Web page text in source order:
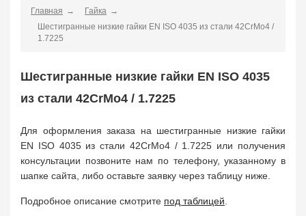
Пробка, вставка
U-болт (хомут)
Главная
Гайка
Шестигранные низкие гайки EN ISO 4035 из стали 42CrMo4 /
1.7225
Шестигранные низкие гайки EN ISO 4035
из стали 42CrMo4 / 1.7225
Для оформления заказа на шестигранные низкие гайки
EN ISO 4035 из стали 42CrMo4 / 1.7225 или получения
консультации позвоните нам по телефону, указанному в
шапке сайта, либо оставьте заявку через таблицу ниже.
Подробное описание смотрите под таблицей